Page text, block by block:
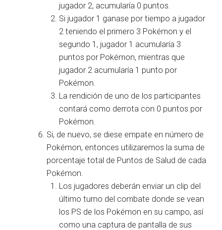
jugador 2, acumularía 0 puntos.
Si jugador 1 ganase por tiempo a jugador
2 teniendo el primero 3 Pokémon y el
segundo 1, jugador 1 acumularía 3
puntos por Pokémon, mientras que
jugador 2 acumularía 1 punto por
Pokémon.
La rendición de uno de los participantes
contará como derrota con 0 puntos por
Pokémon.
Si, de nuevo, se diese empate en número de
Pokémon, entonces utilizaremos la suma de
porcentaje total de Puntos de Salud de cada
Pokémon.
Los jugadores deberán enviar un clip del
último turno del combate donde se vean
los PS de los Pokémon en su campo, así
como una captura de pantalla de sus